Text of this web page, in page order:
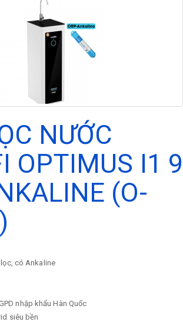
NƯỚC
OPTIMUS I1 9
(O-
có Ankaline
nhập khẩu Hàn Quốc
siêu bền